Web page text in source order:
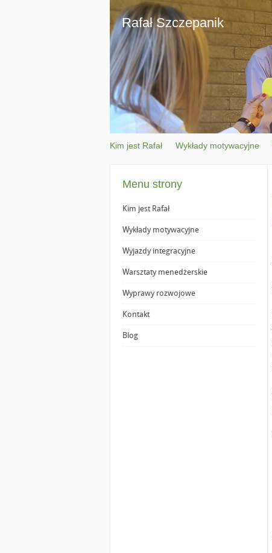
Rafał Szczepanik
Kim jest Rafał Wykłady motywacyjne
Menu strony
Kim jest Rafał
Wykłady motywacyjne
Wyjazdy integracyjne
Warsztaty menedżerskie
Wyprawy rozwojowe
Kontakt
Blog